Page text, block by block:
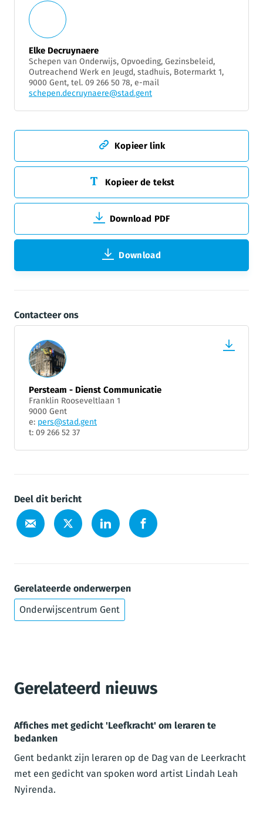
Elke Decruynaere
Schepen van Onderwijs, Opvoeding, Gezinsbeleid,
Outreachend Werk en Jeugd, stadhuis, Botermarkt 1,
9000 Gent, tel. 09 266 50 78, e-mail
schepen.decruynaere@stad.gent
Kopieer link
Kopieer de tekst
Download PDF
Download
Contacteer ons
Persteam - Dienst Communicatie
Franklin Rooseveltlaan 1
9000 Gent
e: pers@stad.gent
t: 09 266 52 37
Deel dit bericht
Gerelateerde onderwerpen
Onderwijscentrum Gent
Gerelateerd nieuws
Affiches met gedicht 'Leefkracht' om leraren te
bedanken
Gent bedankt zijn leraren op de Dag van de Leerkracht
met een gedicht van spoken word artist Lindah Leah
Nyirenda.